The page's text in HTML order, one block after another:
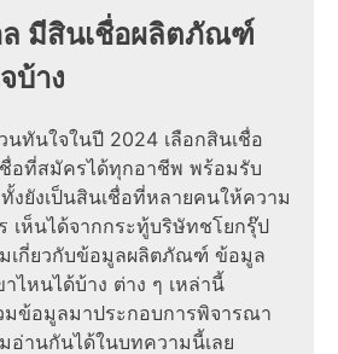
มีสินเชื่อผลิตภัณฑ์
บ้าง
นทันใจในปี 2024 เลือกสินเชื่อ
อที่สมัครได้ทุกอาชีพ พร้อมรับ
งยังเป็นสินเชื่อที่หลายคนให้ความ
เห็นได้จากกระทู้บริษัทชโยกรุ๊ป
เกี่ยวกับข้อมูลผลิตภัณฑ์ ข้อมูล
ไหนได้บ้าง ต่าง ๆ เหล่านี้
ข้อมูลมาประกอบการพิจารณา
อ่านกันได้ในบทความนี้เลย